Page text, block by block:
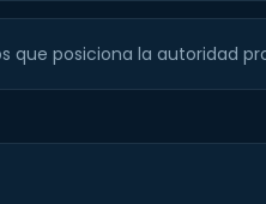
que posiciona la autoridad